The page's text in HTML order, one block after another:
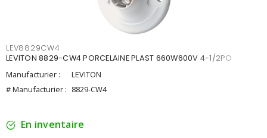
LEV8829CW4
LEVITON 8829-CW4 PORCELAINE PLAST 660W600V 4-1/2PO
Manufacturier :
LEVITON
# Manufacturier : 8829-CW4
En inventaire